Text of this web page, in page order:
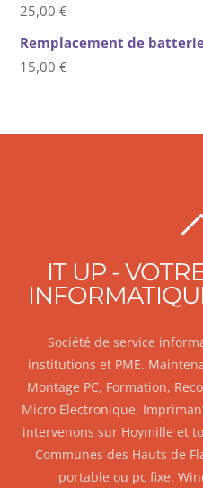
25,00€
Remplacement de
15,00€
IT UP -
Société de service
institutions et PME.
Montage PC, Formation,
Micro Electronique,
intervenons sur Hoymille et
Communes des Hauts de
portable ou pc fixe.